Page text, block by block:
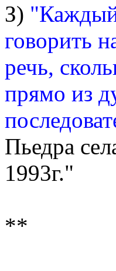
З) "Каждый
говорить
речь,
прямо из
Пьедра
1993г."
**